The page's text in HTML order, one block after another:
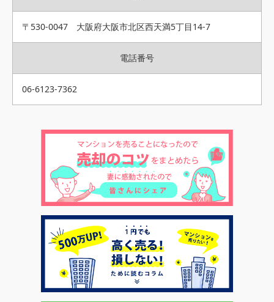
〒530-0047 大阪府大阪市北区西天満5丁目14-7
電話番号
06-6123-7362